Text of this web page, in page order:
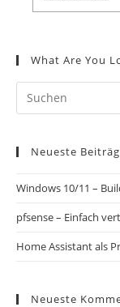
What Are You
Neueste
Windows 10/11 –
pfsense – Einfach
Home Assistant als
Neueste